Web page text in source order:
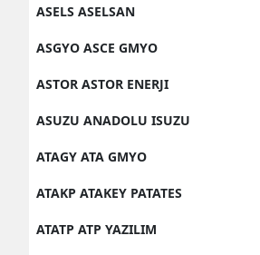
ASELS ASELSAN
ASGYO ASCE GMYO
ASTOR ASTOR ENERJI
ASUZU ANADOLU ISUZU
ATAGY ATA GMYO
ATAKP ATAKEY PATATES
ATATP ATP YAZILIM